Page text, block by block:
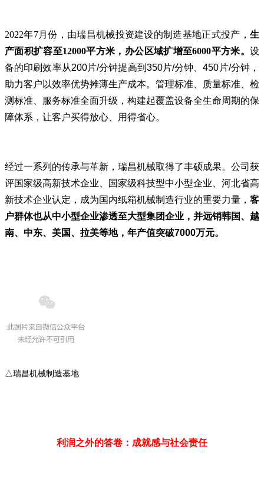
2022年7月份，由瑞昌机械投资建设的制造基地正式投产， 生
产面积扩容至12000平方米，办公区域扩增至6000平方米。 设
备的印刷效率从200片/分钟提高到350片/分钟、450片/分钟，
助力客户以效率优势摊薄生产成本。管理标准、质量标准、检
测标准、服务标准全面升级，构建起覆盖设备全生命周期的保
障体系，让客户买得放心、用得省心。
经过一系列的传承与革新，瑞昌机械取得了丰硕成果。公司 获
评国家级高新技术企业、国家级科技型中小型企业、河北省高
新技术企业认定，成为国内纸箱机械制造行业的重要力量， 客
户群体也从中小型企业渗透至大型集团企业，并远销韩国、越
南、中东、美国、拉美等地，年产值突破7000万元。
△瑞昌机械制造基地
利润之外的答卷：成就感与社会责任